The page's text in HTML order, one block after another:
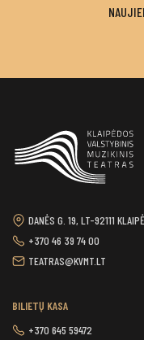
DANĖS G. 19, LT-92111
+370 46 39 74 00
TEATRAS@KVMT.LT
BILIETŲ KASA
+370 645 59472